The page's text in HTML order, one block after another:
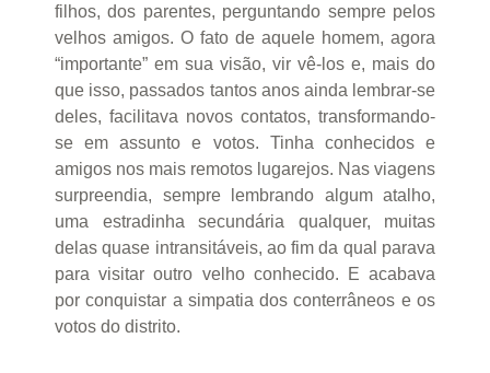
filhos, dos parentes, perguntando sempre pelos
velhos amigos. O fato de aquele homem, agora
“importante” em sua visão, vir vê-los e, mais do
que isso, passados tantos anos ainda lembrar-se
deles, facilitava novos contatos, transformando-
se em assunto e votos. Tinha conhecidos e
amigos nos mais remotos lugarejos. Nas viagens
surpreendia, sempre lembrando algum atalho,
uma estradinha secundária qualquer, muitas
delas quase intransitáveis, ao fim da qual parava
para visitar outro velho conhecido. E acabava
por conquistar a simpatia dos conterrâneos e os
votos do distrito.